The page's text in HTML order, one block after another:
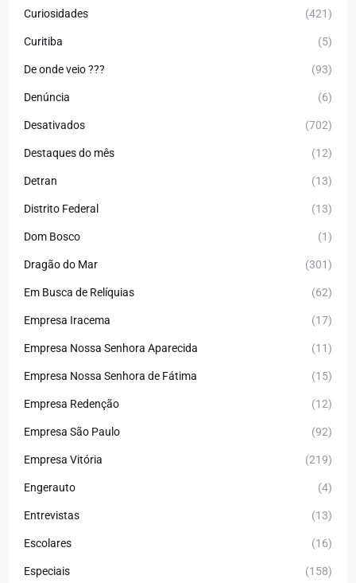
Curiosidades (421)
Curitiba (5)
De onde veio ??? (93)
Denúncia (6)
Desativados (702)
Destaques do mês (12)
Detran (13)
Distrito Federal (13)
Dom Bosco (1)
Dragão do Mar (301)
Em Busca de Relíquias (62)
Empresa Iracema (17)
Empresa Nossa Senhora Aparecida (11)
Empresa Nossa Senhora de Fátima (15)
Empresa Redenção (12)
Empresa São Paulo (92)
Empresa Vitória (219)
Engerauto (4)
Entrevistas (13)
Escolares (16)
Especiais (158)